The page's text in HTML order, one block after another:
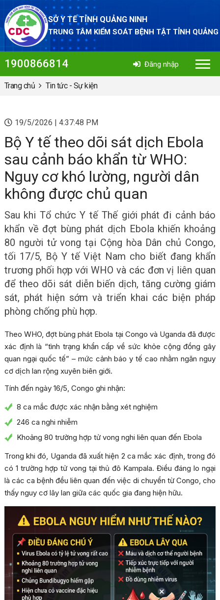
SỞ Y TẾ TỈNH QUẢNG NINH
TRUNG TÂM KIỂM SOÁT BỆNH TẬT TỈNH
Đăng nhập
1900866814
Trang chủ Tin tức - Sự kiện
19/5/2026 | 4:37:48 PM
Bộ Y tế theo dõi sát dịch Ebola
sau cảnh báo khẩn từ WHO:
Nguy cơ khó lường, người dân
không được chủ quan
Sau khi Tổ chức Y tế Thế giới phát đi cảnh báo
khẩn về đợt bùng phát dịch Ebola khiến khoảng
80 người tử vong tại Cộng hòa Dân chủ Congo,
tối 17/5, Bộ Y tế Việt Nam cho biết đang khẩn
trương phối hợp với WHO và các đơn vị liên quan
để theo dõi sát diễn biến dịch, tăng cường giám
sát, phát hiện sớm và triển khai các biện pháp
phòng chống phù hợp.
Theo WHO, đợt bùng phát Ebola tại Congo và Uganda đã được
xác định là “tình trạng khẩn cấp về sức khỏe cộng đồng gây
quan ngại quốc tế” – mức cảnh báo y tế cao nhằm ngăn nguy
cơ dịch lan rộng xuyên biên giới.
Tính đến ngày 16/5, Congo ghi nhận:
8 ca mắc được xác nhận bằng xét nghiệm
246 ca nghi nhiễm
Khoảng 80 trường hợp tử vong nghi liên quan đến Ebola
Trong khi đó, Uganda đã xuất hiện 2 ca mắc xác định, trong đó
có 1 trường hợp tử vong tại thủ đô Kampala. Điều đáng lo ngại
là các ca bệnh đều liên quan đến việc di chuyển từ Congo, cho
thấy nguy cơ lây lan giữa các quốc gia đang hiện hữu.